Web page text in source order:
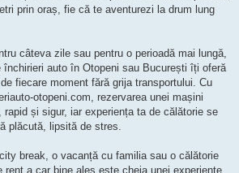
prin oraș, fie că te aventurezi la drum lung
câteva zile sau pentru o perioadă mai lungă,
închirieri auto în Otopeni sau București îți oferă
fiecare moment fără grija transportului. Cu
otopeni.com, rezervarea unei mașini
și sigur, iar experiența ta de călătorie se
plăcută, lipsită de stres.
break, o vacanță cu familia sau o călătorie
rent a car bine ales este cheia unei experiențe